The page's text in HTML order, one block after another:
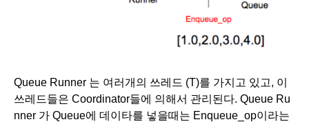
Queue Runner 는 여러개의 쓰레드 (T)를 가지고 있고, 이
쓰레드들은 Coordinator들에 의해서 관리된다. Queue Ru
nner 가 Queue에 데이타를 넣을때는 Enqueue_op이라는